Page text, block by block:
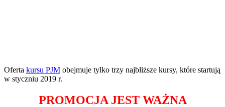
Oferta kursu PJM obejmuje tylko trzy najbliższe kursy, które startują
w styczniu 2019 r.
PROMOCJA JEST WAŻNA